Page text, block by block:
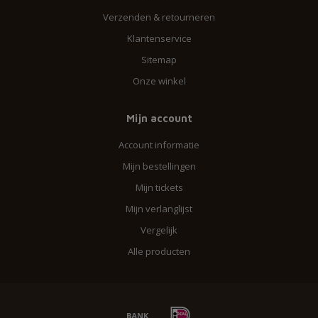
Verzenden & retourneren
Klantenservice
Sitemap
Onze winkel
Mijn account
Account informatie
Mijn bestellingen
Mijn tickets
Mijn verlanglijst
Vergelijk
Alle producten